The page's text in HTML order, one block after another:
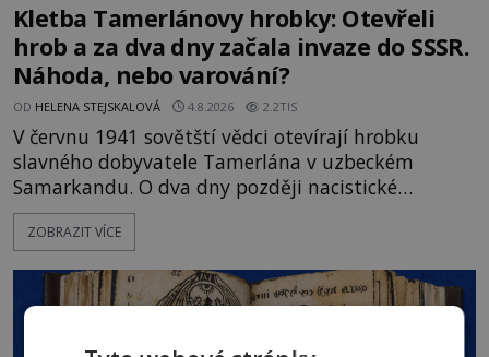
Kletba Tamerlánovy hrobky: Otevřeli
hrob a za dva dny začala invaze do SSSR.
Náhoda, nebo varování?
OD HELENA STEJSKALOVÁ 4.8.2026 2.2TIS
V červnu 1941 sovětští vědci otevírají hrobku
slavného dobyvatele Tamerlána v uzbeckém
Samarkandu. O dva dny později nacistické
Německo zahajuje operaci Barbarossa a napadá
Sovětský svaz. Shoda dat je natolik zarážející, že se
na legendě něco pravdy, nebo jde jen o fascinující
souhru okolností? Když antropolog Michail
ZOBRAZIT VÍCE